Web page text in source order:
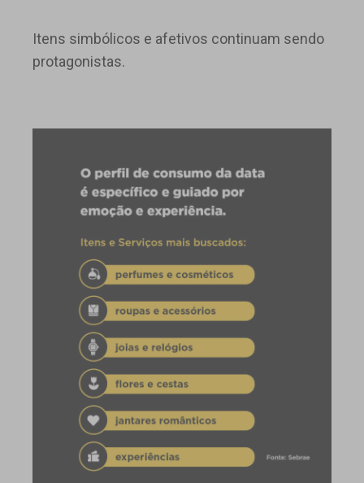
Itens simbólicos e afetivos continuam sendo
protagonistas.